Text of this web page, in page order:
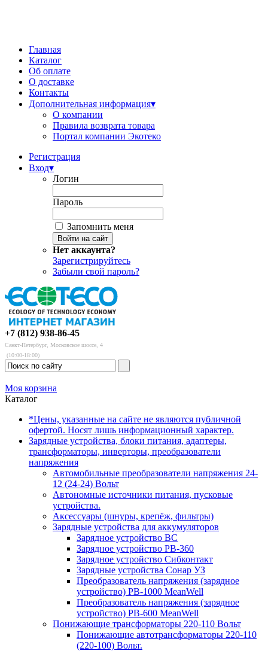
Главная
Каталог
Об оплате
О доставке
Контакты
Дополнительная информация▾
О компании
Правила возврата товара
Портал компании Экотеко
Регистрация
Вход▾
Логин
Пароль
Запомнить меня
Нет аккаунта?
Зарегистрируйтесь
Забыли свой пароль?
+7 (812) 938-86-45
Санкт-Петербург, Московское шоссе, 4
(10:00-18:00)
Моя корзина
Каталог
*Цены, указанные на сайте не являются публичной
офертой. Носят лишь информационный характер.
Зарядные устройства, блоки питания, адаптеры,
трансформаторы, инверторы, преобразователи
напряжения
Автомобильные преобразователи напряжения 24-
12 (24-24) Вольт
Автономные источники питания, пусковые
устройства.
Аксессуары (шнуры, крепёж, фильтры)
Зарядные устройства для аккумуляторов
Зарядное устройство BC
Зарядное устройство PB-360
Зарядное устройство Сибконтакт
Зарядные устройства Сонар УЗ
Преобразователь напряжения (зарядное
устройство) PB-1000 MeanWell
Преобразователь напряжения (зарядное
устройство) PB-600 MeanWell
Понижающие трансформаторы 220-110 Вольт
Понижающие автотрансформаторы 220-110
(220-100) Вольт.